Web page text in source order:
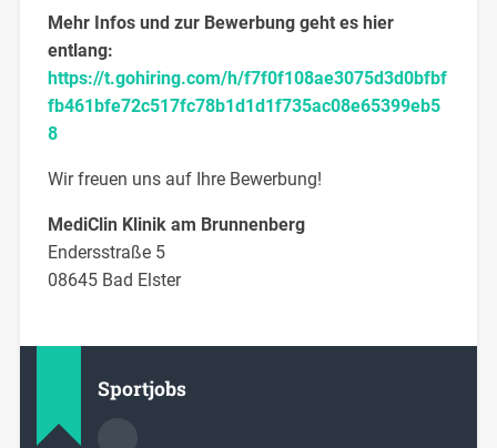
Mehr Infos und zur Bewerbung geht es hier
entlang:
https://t.gohiring.com/h/f7f0f108ae3075d3d0bfbf
fb461bfe72c517fc78b1d1d1f735ac08e65399eb5
8
Wir freuen uns auf Ihre Bewerbung!
MediClin Klinik am Brunnenberg
Endersstraße 5
08645 Bad Elster
Sportjobs